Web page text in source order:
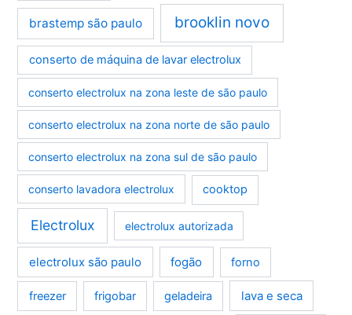
brastemp são paulo brooklin novo
conserto de máquina de lavar electrolux
conserto electrolux na zona leste de são paulo
conserto electrolux na zona norte de são paulo
conserto electrolux na zona sul de são paulo
conserto lavadora electrolux cooktop
Electrolux electrolux autorizada
electrolux são paulo fogão forno
freezer frigobar geladeira lava e seca